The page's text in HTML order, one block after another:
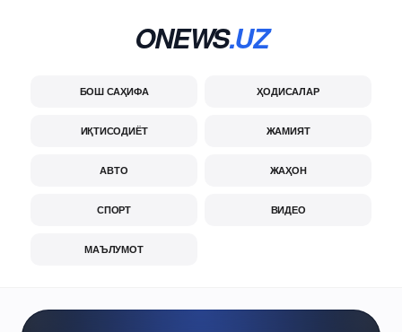
ONEWS.UZ
БОШ САҲИФА ҲОДИСАЛАР
ИҚТИСОДИЁТ ЖАМИЯТ
АВТО ЖАҲОН
СПОРТ ВИДЕО
МАЪЛУМОТ